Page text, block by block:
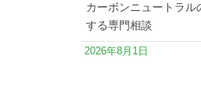
カーボンニュートラル
する専門相談
2026年8月1日